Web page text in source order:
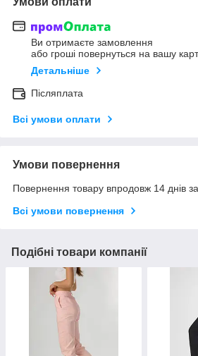
Ви отримаєте замовлення
або гроші повернуться на вашу
Детальніше
Післяплата
Всі умови оплати
Умови повернення
Повернення товару впродовж 14 днів
Всі умови повернення
Подібні товари компанії